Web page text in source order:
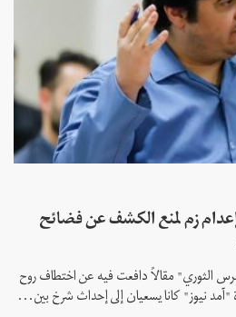
زم لمنع الكشف عن فضائح
الثوري" مقالاً دافعت فيه عن اختطاف روح
"آمد نيوز" كانا يسعيان إلى إحداث شرخ بين...